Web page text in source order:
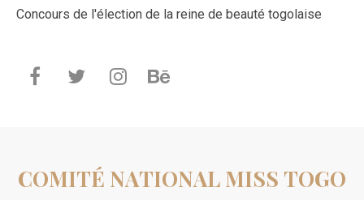
Concours de l'élection de la reine de beauté togolaise
COMITÉ NATIONAL MISS TOGO